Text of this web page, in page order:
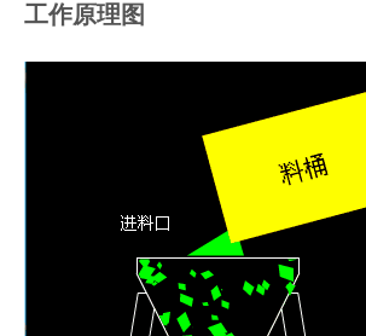
工作原理图